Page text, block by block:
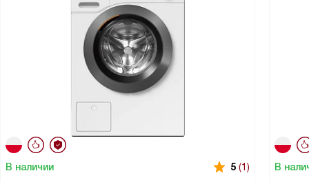
В наличии 5 (1) В